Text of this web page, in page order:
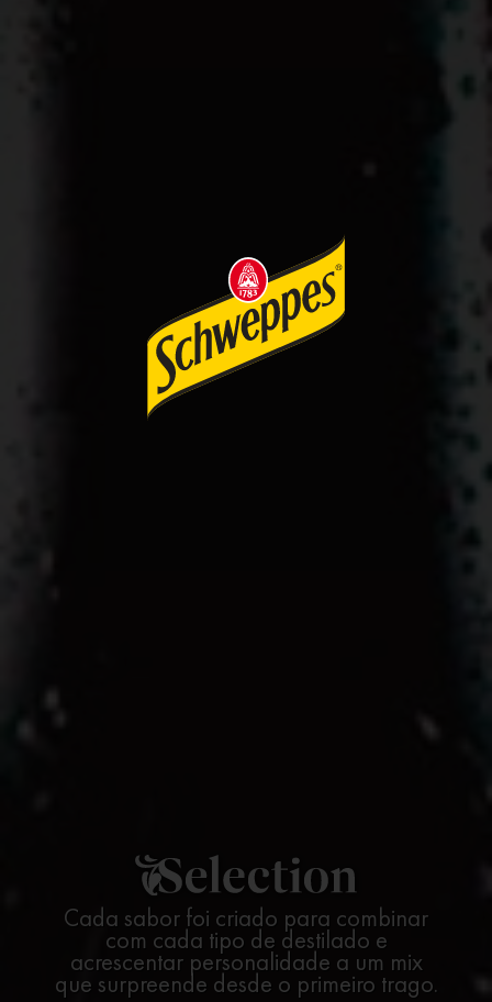
Cada sabor foi criado para combinar
com cada tipo de destilado e
acrescentar personalidade a um mix
que surpreende desde o primeiro trago.